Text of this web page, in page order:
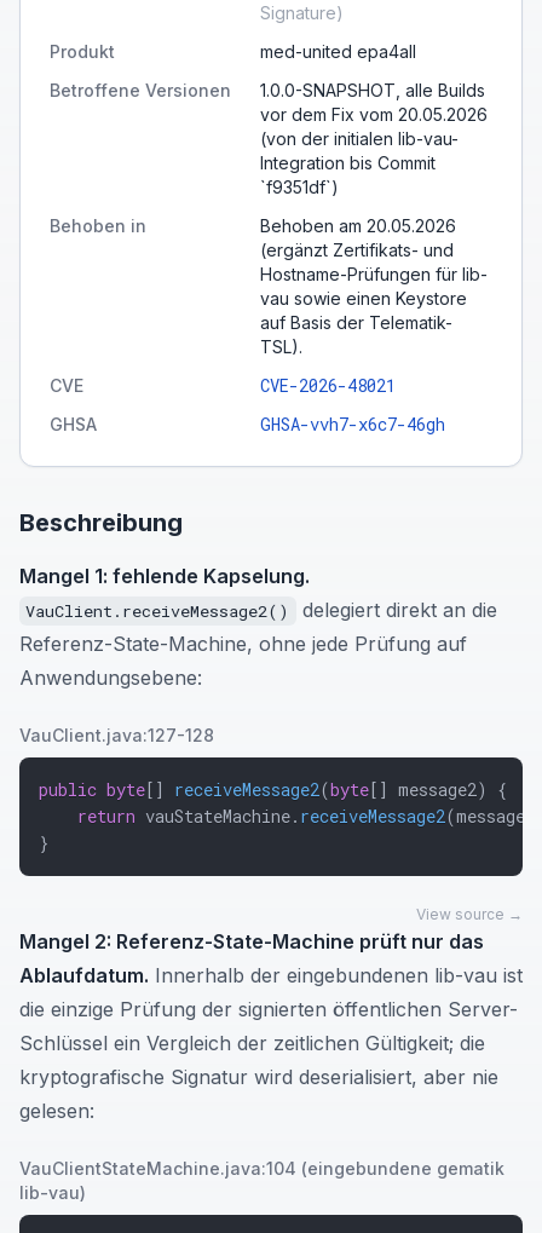
Signature)
Produkt
med-united epa4all
Betroffene Versionen
1.0.0-SNAPSHOT, alle Builds
vor dem Fix vom 20.05.2026
(von der initialen lib-vau-
Integration bis Commit
`f9351df`)
Behoben in
Behoben am 20.05.2026
(ergänzt Zertifikats- und
Hostname-Prüfungen für lib-
vau sowie einen Keystore
auf Basis der Telematik-
TSL).
CVE
CVE-2026-48021
GHSA GHSA-vvh7-x6c7-46gh
Beschreibung
Mangel 1: fehlende Kapselung.
VauClient.receiveMessage2()
delegiert direkt an die
Referenz-State-Machine, ohne jede Prüfung auf
Anwendungsebene:
VauClient.java:127-128
public byte[ ] receiveMessage2(byte[ ] message2)
{
return vauStateMachine. receiveMessage2(message2
}
View source →
Mangel 2: Referenz-State-Machine prüft nur das
Ablaufdatum. Innerhalb der eingebundenen lib-vau ist
die einzige Prüfung der signierten öffentlichen Server-
Schlüssel ein Vergleich der zeitlichen Gültigkeit; die
kryptografische Signatur wird deserialisiert, aber nie
gelesen:
VauClientStateMachine.java:104 (eingebundene gematik
lib-vau)